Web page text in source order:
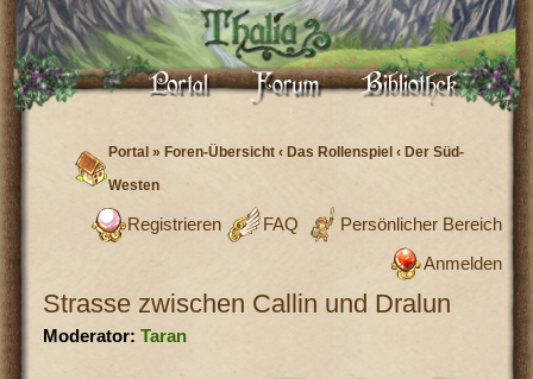
Portal »Foren-Übersicht ‹ Das Rollenspiel ‹ Der Süd-
Westen
Persönlicher Bereich
FAQ
Registrieren
Anmelden
Strasse zwischen Callin und Dralun
Moderator: Taran